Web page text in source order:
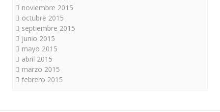
noviembre 2015
octubre 2015
septiembre 2015
junio 2015
mayo 2015
abril 2015
marzo 2015
febrero 2015